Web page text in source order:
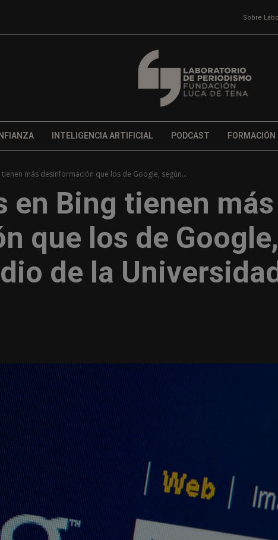
Sobre
INTELIGENCIA ARTIFICIAL PODCAST FORMACIÓN
más desinformación que los de Google, según...
en Bing tienen más
que los de Google,
de la